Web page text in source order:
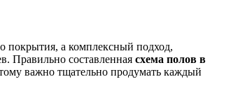
покрытия, а комплексный подход,
Правильно составленная схема полов в
важно тщательно продумать каждый